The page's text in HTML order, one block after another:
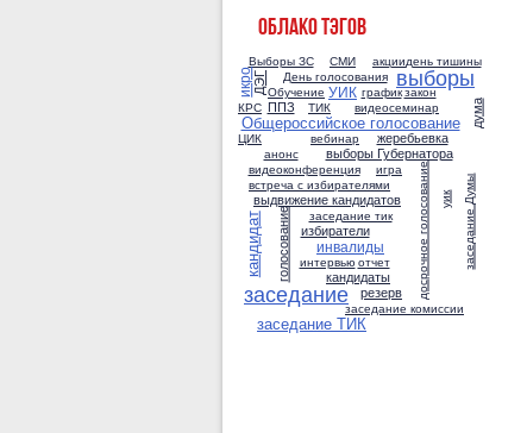
ОБЛАКО ТЭГОВ
Выборы ЗС
ДЭГ
День голосования
КРС
Обучение
Общероссийское голосование
ППЗ
СМИ
ТИК
УИК
ЦИК
акции
анонс
вебинар
видеоконференция
видеосеминар
встреча с избирателями
выборы
выборы Губернатора
выдвижение кандидатов
голосование
график
день тишины
досрочное голосование
дума
жеребьевка
закон
заседание
заседание Думы
заседание ТИК
заседание комиссии
заседание тик
игра
избиратели
икро
инвалиды
интервью
кандидат кандидаты
отчет
резерв
уик